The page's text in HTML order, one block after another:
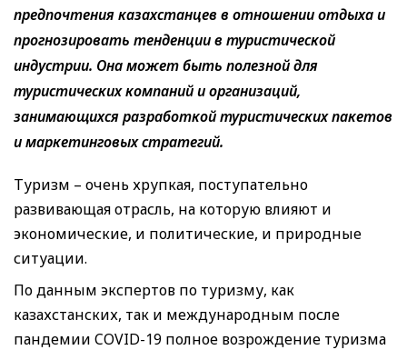
предпочтения казахстанцев в отношении отдыха и
прогнозировать тенденции в туристической
индустрии. Она может быть полезной для
туристических компаний и организаций,
занимающихся разработкой туристических пакетов
и маркетинговых стратегий.
Туризм – очень хрупкая, поступательно
развивающая отрасль, на которую влияют и
экономические, и политические, и природные
ситуации.
По данным экспертов по туризму, как
казахстанских, так и международным после
пандемии COVID-19 полное возрождение туризма